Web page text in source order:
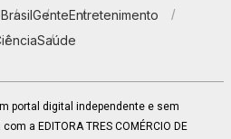
BrasilGenteEntretenimento
Saúde
portal digital independente e sem
a EDITORA TRES COMÉRCIO DE